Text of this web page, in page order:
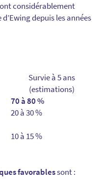
considérablement
depuis les années
Survie à 5 ans
(estimations)
70 à 80 %
20 à 30 %
10 à 15 %
favorablessont :